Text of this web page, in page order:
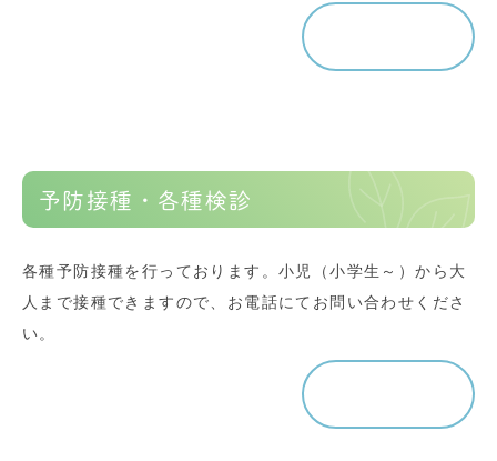
予防接種・各種検診
各種予防接種を行っております。小児（小学生～）から大
人まで接種できますので、お電話にてお問い合わせくださ
い。